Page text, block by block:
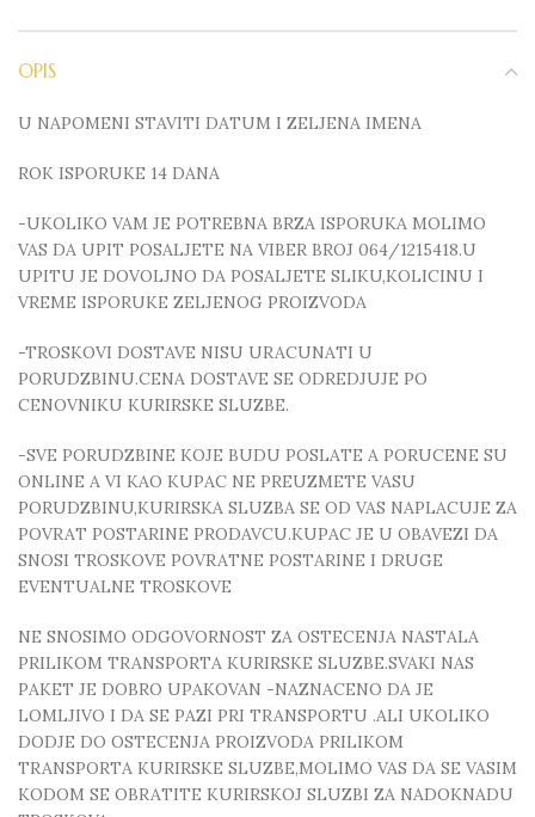
OPIS
U NAPOMENI STAVITI DATUM I ZELJENA IMENA
ROK ISPORUKE 14 DANA
-UKOLIKO VAM JE POTREBNA BRZA ISPORUKA MOLIMO
VAS DA UPIT POSALJETE NA VIBER BROJ 064/1215418.U
UPITU JE DOVOLJNO DA POSALJETE SLIKU,KOLICINU I
VREME ISPORUKE ZELJENOG PROIZVODA
-TROSKOVI DOSTAVE NISU URACUNATI U
PORUDZBINU.CENA DOSTAVE SE ODREDJUJE PO
CENOVNIKU KURIRSKE SLUZBE.
-SVE PORUDZBINE KOJE BUDU POSLATE A PORUCENE SU
ONLINE A VI KAO KUPAC NE PREUZMETE VASU
PORUDZBINU,KURIRSKA SLUZBA SE OD VAS NAPLACUJE ZA
POVRAT POSTARINE PRODAVCU.KUPAC JE U OBAVEZI DA
SNOSI TROSKOVE POVRATNE POSTARINE I DRUGE
EVENTUALNE TROSKOVE
NE SNOSIMO ODGOVORNOST ZA OSTECENJA NASTALA
PRILIKOM TRANSPORTA KURIRSKE SLUZBE.SVAKI NAS
PAKET JE DOBRO UPAKOVAN -NAZNACENO DA JE
LOMLJIVO I DA SE PAZI PRI TRANSPORTU .ALI UKOLIKO
DODJE DO OSTECENJA PROIZVODA PRILIKOM
TRANSPORTA KURIRSKE SLUZBE,MOLIMO VAS DA SE VASIM
KODOM SE OBRATITE KURIRSKOJ SLUZBI ZA NADOKNADU